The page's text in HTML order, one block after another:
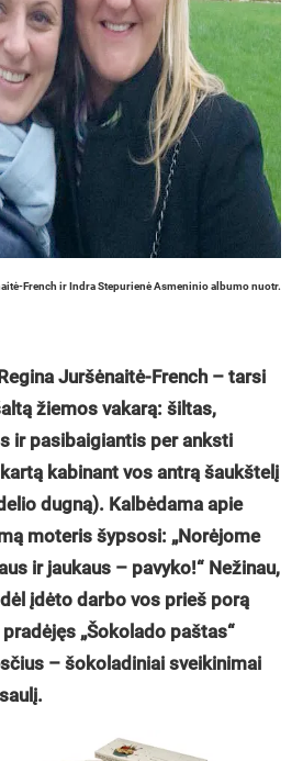
French ir Indra Stepurienė Asmeninio albumo nuotr.
Juršėnaitė-French – tarsi
žiemos vakarą: šiltas,
ir pasibaigiantis per anksti
kabinant vos antrą šaukštelį
dugną). Kalbėdama apie
moteris šypsosi: „Norėjome
ir jaukaus – pavyko!“ Nežinau,
įdėto darbo vos prieš porą
„Šokolado paštas“
– šokoladiniai sveikinimai